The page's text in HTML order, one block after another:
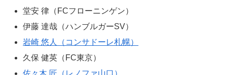
堂安 律（FCフローニンゲン）
伊藤 達哉（ハンブルガーSV）
岩崎 悠人（コンサドーレ札幌）
久保 健英（FC東京）